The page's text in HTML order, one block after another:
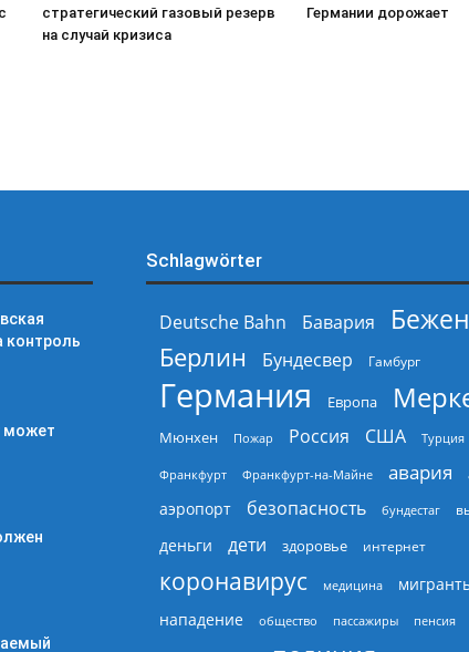
стратегический газовый резерв
на случай кризиса
Германии дорожает
контроль
может
Schlagwörter
Deutsche Bahn Бавария
Берлин
Бундесвер Гамбург
Германия Европа
Мюнхен Пожар Россия США Турция
Франкфурт Франкфурт-на-Майне авария
аэропорт безопасность бундестаг
деньги дети здоровье интернет
коронавирус медицина
нападение
общество пассажиры пенсия